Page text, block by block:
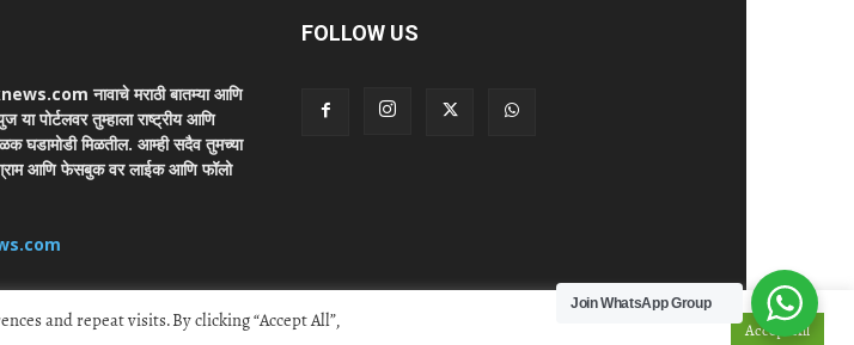
नावाचे मराठी बातम्या आणि
पोर्टलवर तुम्हाला राष्ट्रीय आणि
घडामोडी मिळतील. आम्ही सदैव तुमच्या
आणि फेसबुक वर लाईक आणि फॉलो
FOLLOW US
and repeat visits. By clicking “Accept All”, Accept All
Join WhatsApp Group